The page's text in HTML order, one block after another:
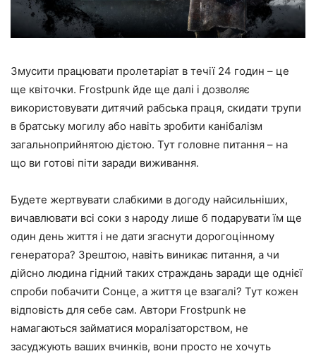
Змусити працювати пролетаріат в течії 24 годин – це
ще квіточки. Frostpunk йде ще далі і дозволяє
використовувати дитячий рабська праця, скидати трупи
в братську могилу або навіть зробити канібалізм
загальноприйнятою дієтою. Тут головне питання – на
що ви готові піти заради виживання.
Будете жертвувати слабкими в догоду найсильніших,
вичавлювати всі соки з народу лише б подарувати їм ще
один день життя і не дати згаснути дорогоцінному
генератора? Зрештою, навіть виникає питання, а чи
дійсно людина гідний таких страждань заради ще однієї
спроби побачити Сонце, а життя це взагалі? Тут кожен
відповість для себе сам. Автори Frostpunk не
намагаються займатися моралізаторством, не
засуджують ваших вчинків, вони просто не хочуть